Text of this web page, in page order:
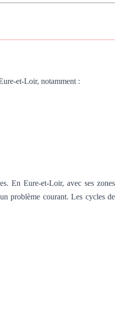
et-Loir, notamment :
En Eure-et-Loir, avec ses zones
problème courant. Les cycles de